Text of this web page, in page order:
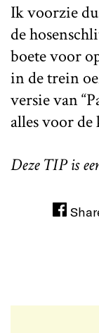
Ik voorzie
de
boete voor
in de trein
versie van
alles voor de
Deze TIP is